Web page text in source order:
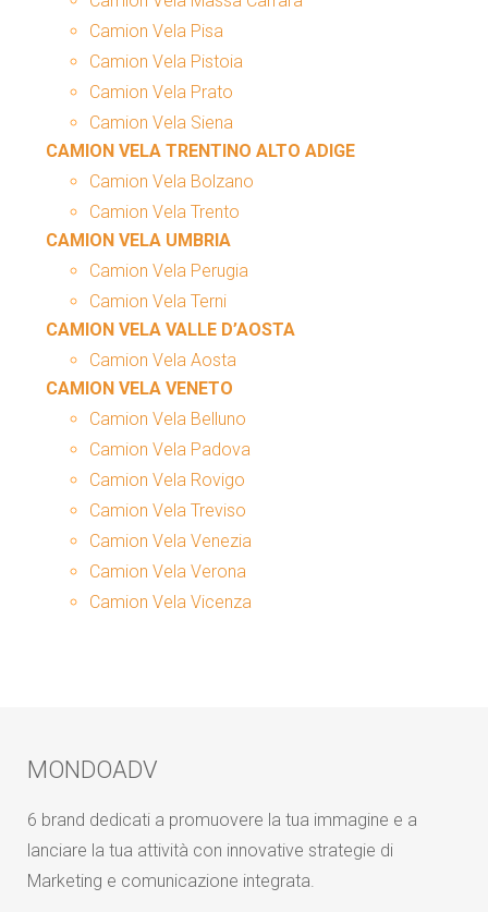
Camion Vela Pisa
Camion Vela Pistoia
Camion Vela Prato
Camion Vela Siena
CAMION VELA TRENTINO ALTO ADIGE
Camion Vela Bolzano
Camion Vela Trento
CAMION VELA UMBRIA
Camion Vela Perugia
Camion Vela Terni
CAMION VELA VALLE D’AOSTA
Camion Vela Aosta
CAMION VELA VENETO
Camion Vela Belluno
Camion Vela Padova
Camion Vela Rovigo
Camion Vela Treviso
Camion Vela Venezia
Camion Vela Verona
Camion Vela Vicenza
MONDOADV
6 brand dedicati a promuovere la tua immagine e a
lanciare la tua attività con innovative strategie di
Marketing e comunicazione integrata.